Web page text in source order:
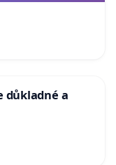
důkladné a